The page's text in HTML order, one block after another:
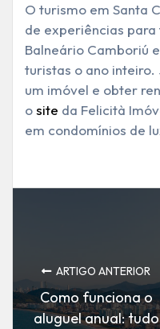
O turismo em Santa
de experiências
Balneário Camboriú
turistas o ano inteiro.
um imóvel e obter
osite da Felicità
em condomínios de
ARTIGO ANTERIOR
Como funciona o
aluguel anual: tudo